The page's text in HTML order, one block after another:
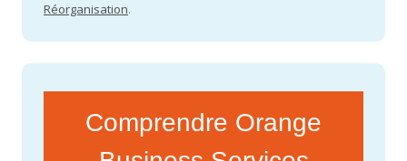
Réorganisation.
Comprendre Orange